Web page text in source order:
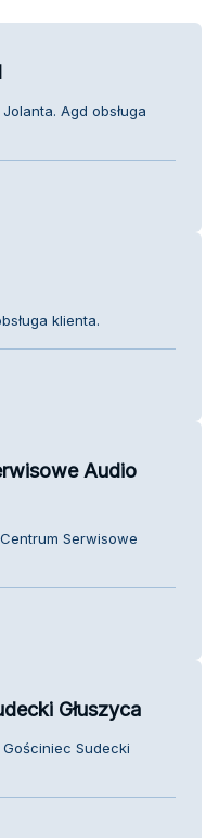
Agd obsługa
klienta.
Audio
Serwisowe
Głuszyca
Sudecki